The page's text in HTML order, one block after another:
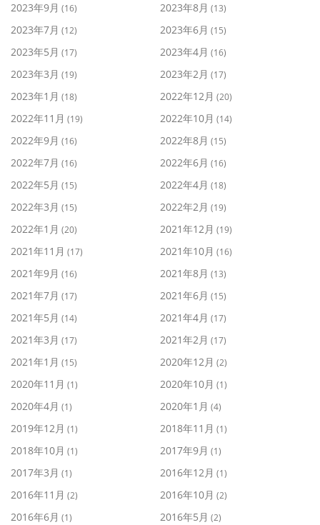
2023年9月 (16) 2023年8月 (13)
2023年7月 (12) 2023年6月 (15)
2023年5月 (17) 2023年4月 (16)
2023年3月 (19) 2023年2月 (17)
2023年1月 (18) 2022年12月 (20)
2022年11月 (19) 2022年10月 (14)
2022年9月 (16) 2022年8月 (15)
2022年7月 (16) 2022年6月 (16)
2022年5月 (15) 2022年4月 (18)
2022年3月 (15) 2022年2月 (19)
2022年1月 (20) 2021年12月 (19)
2021年11月 (17) 2021年10月 (16)
2021年9月 (16) 2021年8月 (13)
2021年7月 (17) 2021年6月 (15)
2021年5月 (14) 2021年4月 (17)
2021年3月 (17) 2021年2月 (17)
2021年1月 (15) 2020年12月 (2)
2020年11月 (1) 2020年10月 (1)
2020年4月 (1) 2020年1月 (4)
2019年12月 (1) 2018年11月 (1)
2018年10月 (1) 2017年9月 (1)
2017年3月 (1) 2016年12月 (1)
2016年11月 (2) 2016年10月 (2)
2016年6月 (1) 2016年5月 (2)